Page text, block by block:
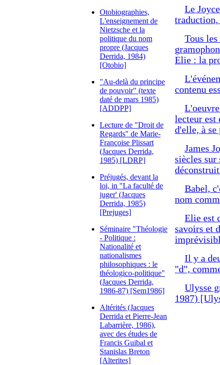
Otobiographies,
L'enseignement de
Nietzsche et la
politique du nom
propre (Jacques
Derrida, 1984)
[Otobio]
"Au-delà du principe
de pouvoir" (texte
daté de mars 1985)
[ADDPP]
Lecture de "Droit de
Regards" de Marie-
Françoise Plissart
(Jacques Derrida,
1985) [LDRP]
Préjugés, devant la
loi, in "La faculté de
juger' (Jacques
Derrida, 1985)
[Prejuges]
Séminaire "Théologie
- Politique :
Nationalité et
nationalismes
philosophiques : le
théologico-politique"
(Jacques Derrida,
1986-87) [Sem1986]
Altérités (Jacques
Derrida et Pierre-Jean
Labarrière, 1986),
avec des études de
Francis Guibal et
Stanislas Breton
[Alterites]
Le
Tous
Elie : la
contenu
lecteur est
d'elle, à
James
siècles sur
Babel,
nom
Elie est
savoirs et
Il y a
"d",
Ulysse
1987)